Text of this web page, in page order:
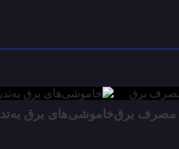
مصرف برقخاموشی‌های برق